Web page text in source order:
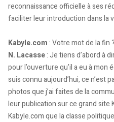
reconnaissance officielle à ses
faciliter leur introduction dans la
Kabyle.com : Votre mot de la fin ?
N. Lacasse: Je tiens d’abord à
pour l’ouverture qu’il a eu à
suis connu aujourd’hui, ce n’est
photos que j’ai faites de la
leur publication sur ce grand site
Kabyle.com que la classe